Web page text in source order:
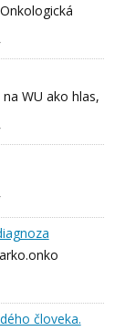
WU ako hlas,
človeka.